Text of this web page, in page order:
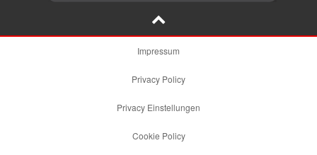
Impressum
Privacy Policy
Privacy Einstellungen
Cookie Policy